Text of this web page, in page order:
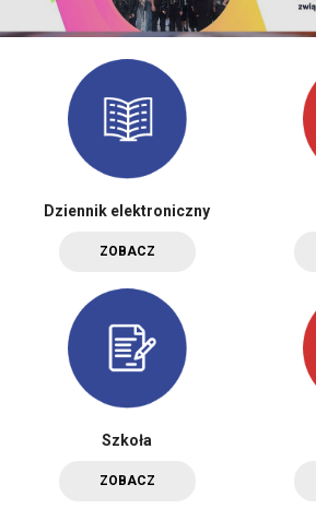
Dziennik elektroniczny
ZOBACZ
Szkoła
ZOBACZ